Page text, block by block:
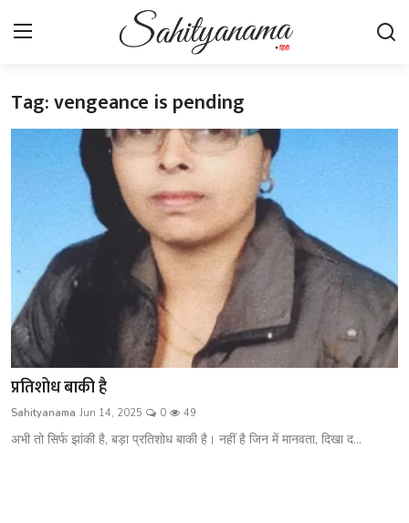
Login Register
स्वतंत्रता सेनानी
साहित्य समाचार
कहानी
कविता
आलेख
शख्सियत
Tag: vengeance is pending
प्रतिशोध बाकी है
Sahityanama Jun 14, 2025 0 49
अभी तो सिर्फ झांकी है, बड़ा प्रतिशोध बाकी है। नहीं है जिन में मानवता, दिखा द...